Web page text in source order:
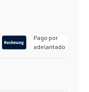
Pago por
adelantado